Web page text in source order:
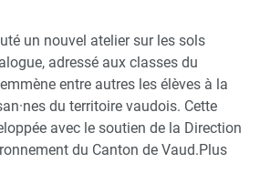
un nouvel atelier sur les sols
adressé aux classes du
entre autres les élèves à la
du territoire vaudois. Cette
avec le soutien de la Direction
du Canton de Vaud.Plus